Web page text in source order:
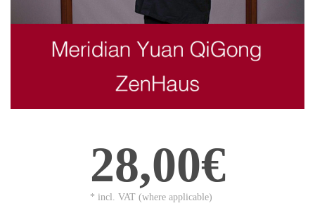
28,00€
* incl. VAT (where applicable)